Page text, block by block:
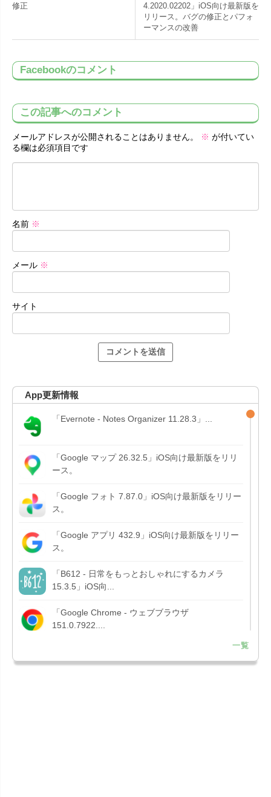
修正
4.2020.02202」iOS向け最新版を
リリース。バグの修正とパフォ
ーマンスの改善
Facebookのコメント
この記事へのコメント
メールアドレスが公開されることはありません。 ※ が付いてい
る欄は必須項目です
名前 ※
メール ※
サイト
App更新情報
「Evernote - Notes Organizer 11.28.3」...
「Google マップ 26.32.5」iOS向け最新版をリリ
ース。
「Google フォト 7.87.0」iOS向け最新版をリリー
ス。
「Google アプリ 432.9」iOS向け最新版をリリー
ス。
「B612 - 日常をもっとおしゃれにするカメラ
15.3.5」iOS向...
「Google Chrome - ウェブブラウザ
151.0.7922....
「Microsoft OneDrive 18.7.3」iOS向け最新版を...
一覧